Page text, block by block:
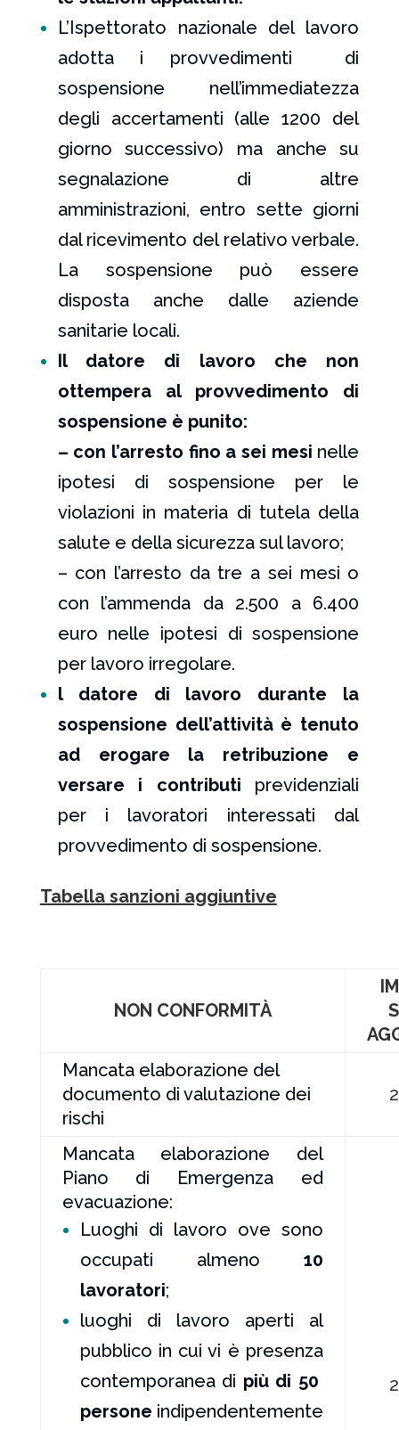
L’Ispettorato nazionale del lavoro
adotta i provvedimenti di
sospensione nell’immediatezza
degli accertamenti (alle 1200 del
giorno successivo) ma anche su
segnalazione di altre
amministrazioni, entro sette giorni
dal ricevimento del relativo verbale.
La sospensione può essere
disposta anche dalle aziende
sanitarie locali.
Il datore di lavoro che non
ottempera al provvedimento di
sospensione è punito:
– con l’arresto fino a sei mesi nelle
ipotesi di sospensione per le
violazioni in materia di tutela della
salute e della sicurezza sul lavoro;
– con l’arresto da tre a sei mesi o
con l’ammenda da 2.500 a 6.400
euro nelle ipotesi di sospensione
per lavoro irregolare.
l datore di lavoro durante la
sospensione dell’attività è tenuto
ad erogare la retribuzione e
versare i contributi previdenziali
per i lavoratori interessati dal
provvedimento di sospensione.
Tabella sanzioni aggiuntive
NON CONFORMITÀ
Mancata elaborazione del
documento di valutazione dei
rischi
Mancata elaborazione del
Piano di Emergenza ed
evacuazione:
Luoghi di lavoro ove sono
occupati almeno 10
lavoratori;
luoghi di lavoro aperti al
pubblico in cui vi è presenza
contemporanea di più di 50
persone indipendentemente